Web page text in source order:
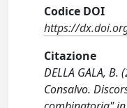
Codice DOI
https://
Citazione
DELLA GALA,
Consalvo.